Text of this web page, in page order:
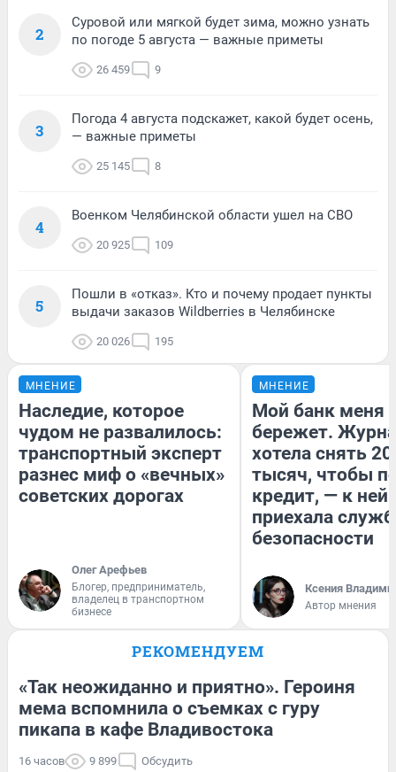
2
Суровой или мягкой будет зима, можно узнать
по погоде 5 августа — важные приметы
26 459 9
3
Погода 4 августа подскажет, какой будет осень,
— важные приметы
25 145 8
4
Военком Челябинской области ушел на СВО
20 925 109
5
Пошли в «отказ». Кто и почему продает пункты
выдачи заказов Wildberries в Челябинске
20 026 195
МНЕНИЕ
Наследие, которое
чудом не развалилось:
транспортный эксперт
разнес миф о «вечных»
советских дорогах
Олег Арефьев
Блогер, предприниматель,
владелец в транспортном
бизнесе
МНЕНИЕ
Мой банк меня
бережет.
хотела снять
тысяч, чтобы
кредит, — к
приехала
безопасности
Ксения
Автор мнения
РЕКОМЕНДУЕМ
«Так неожиданно и приятно». Героиня
мема вспомнила о съемках с гуру
пикапа в кафе Владивостока
16 часов 9 899 Обсудить